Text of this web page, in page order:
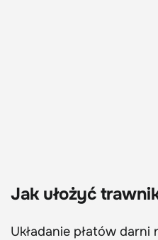
Jak ułożyć
Układanie płatów